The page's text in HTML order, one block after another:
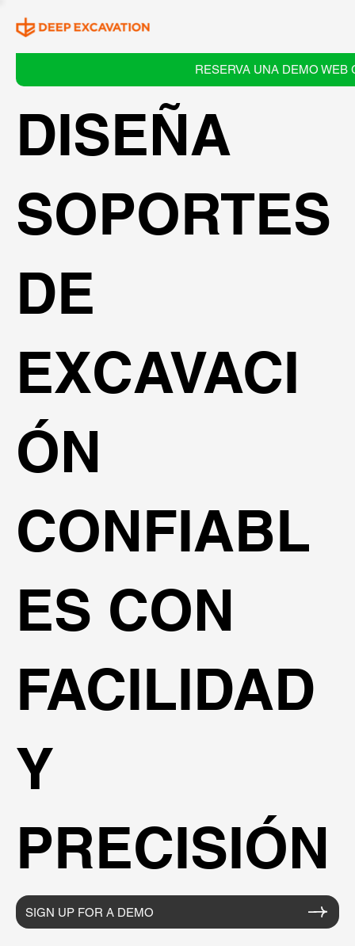
RESERVA UNA DEMO WEB
DISEÑA
SOPORTES
DE
EXCAVACI
ÓN
CONFIABL
ES CON
FACILIDAD
Y
PRECISIÓN
SIGN UP FOR A DEMO